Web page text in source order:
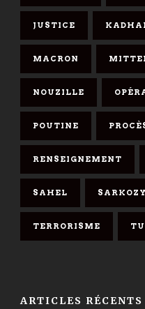
JUSTICE
MACRON
NOUZILLE
POUTINE
RENSEIGNEMENT
SAHEL SARKOZY
TERRORISME
ARTICLES RÉCENTS